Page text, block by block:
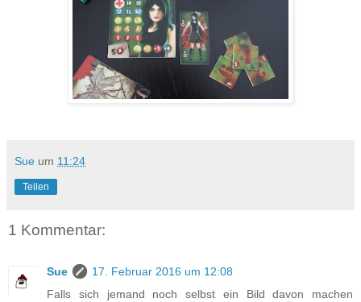
Sue um 11:24
Teilen
1 Kommentar:
Sue
17. Februar 2016 um 12:08
Falls sich jemand noch selbst ein Bild davon machen